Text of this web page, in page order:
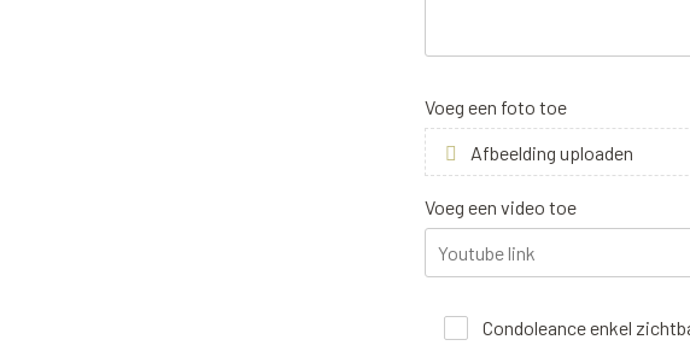
Voeg een foto toe
Afbeelding uploaden
Voeg een video toe
Condoleance enkel